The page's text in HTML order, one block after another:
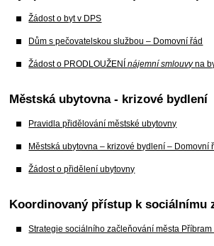
Žádost o byt v DPS
Dům s pečovatelskou službou – Domovní řád
Žádost o PRODLOUŽENÍnájemní smlouvyna
Městská ubytovna - krizové bydlení
Pravidla přidělování městské ubytovny
Městská ubytovna – krizové bydlení – Domovní
Žádost o přidělení ubytovny
Koordinovaný přístup k sociálnímu
Strategie sociálního začleňování města